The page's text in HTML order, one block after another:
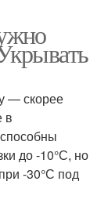
— скорее
в
до -10°С, но
-30°С под